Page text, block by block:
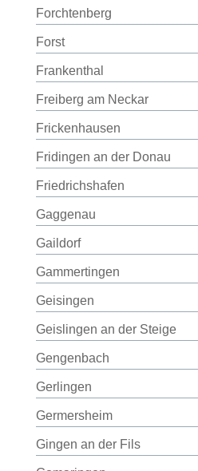
Forchtenberg
Forst
Frankenthal
Freiberg am Neckar
Frickenhausen
Fridingen an der Donau
Friedrichshafen
Gaggenau
Gaildorf
Gammertingen
Geisingen
Geislingen an der Steige
Gengenbach
Gerlingen
Germersheim
Gingen an der Fils